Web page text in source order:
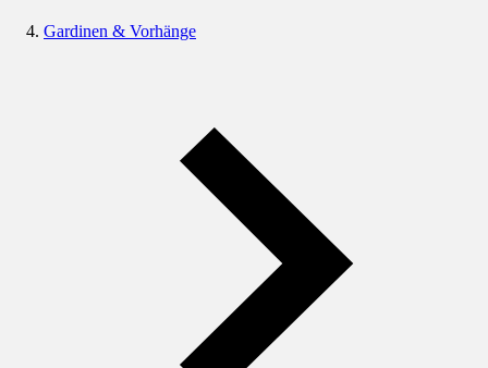
Gardinen & Vorhänge